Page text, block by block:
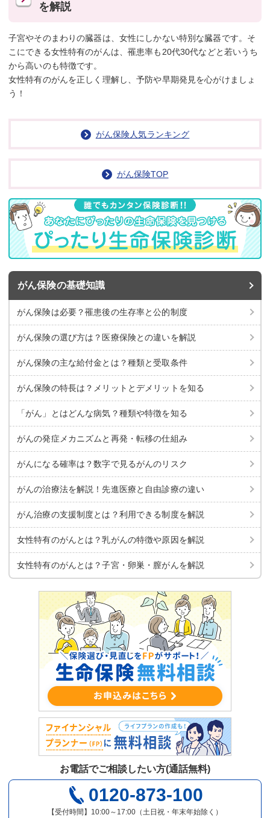
を解説
子宮やそのまわりの臓器は、女性にしかない特別な臓器です。そ
こにできる女性特有のがんは、罹患率も20代30代などと若いうち
から高いのも特徴です。
女性特有のがんを正しく理解し、予防や早期発見を心がけましょ
う！
がん保険人気ランキング
がん保険TOP
がん保険の基礎知識
がん保険は必要？罹患後の生存率と公的制度
がん保険の選び方は？医療保険との違いを解説
がん保険の主な給付金とは？種類と受取条件
がん保険の特長は？メリットとデメリットを知る
「がん」とはどんな病気？種類や特徴を知る
がんの発症メカニズムと再発・転移の仕組み
がんになる確率は？数字で見るがんのリスク
がんの治療法を解説！先進医療と自由診療の違い
がん治療の支援制度とは？利用できる制度を解説
女性特有のがんとは？乳がんの特徴や原因を解説
女性特有のがんとは？子宮・卵巣・膣がんを解説
お電話でご相談したい方(通話無料)
0120-873-100
【受付時間】10:00～17:00（土日祝・年末年始除く）